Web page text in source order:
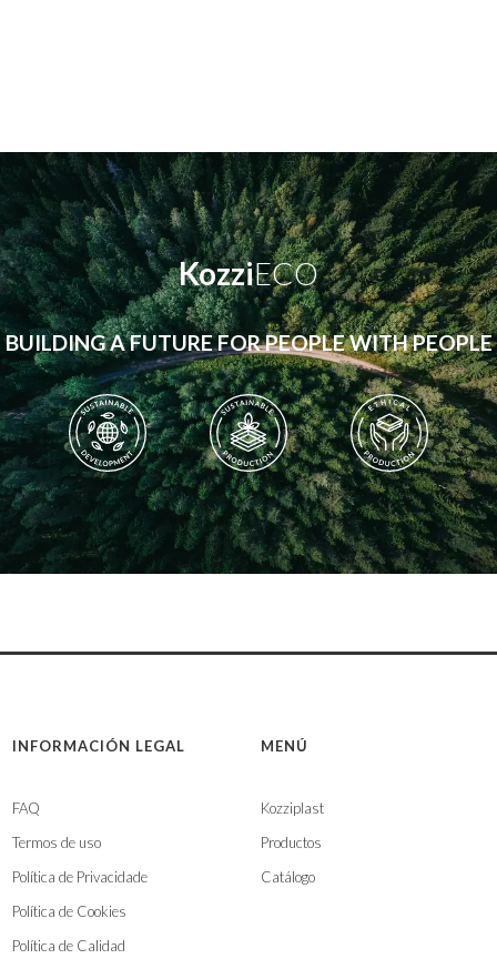
KozziECO
BUILDING A FUTURE FOR PEOPLE WITH PEOPLE
INFORMACIÓN LEGAL
FAQ
Termos de uso
Política de Privacidade
Política de Cookies
Política de Calidad
MENÚ
Kozziplast
Productos
Catálogo